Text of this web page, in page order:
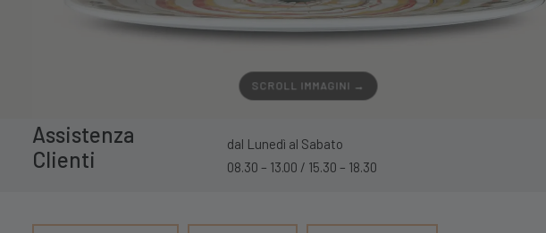
SCROLL IMMAGINI →
Assistenza
Clienti
dal Lunedì al Sabato
08.30 – 13.00 / 15.30 – 18.30